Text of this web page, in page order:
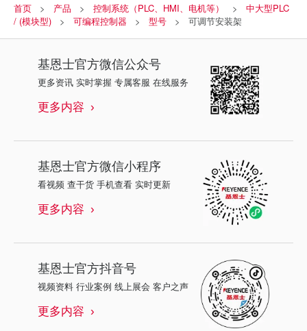
首页 产品 控制系统（PLC、HMI、电机等）
中大型PLC
/ (模块型)
可编程控制器 型号 可调节安装架
基恩士官方微信公众号
更多资讯 实时掌握 专属客服 在线服务
更多内容
基恩士官方微信小程序
看视频 查干货 手机查看 实时更新
更多内容
基恩士官方抖音号
视频资料 行业案例 线上展会 客户之声
更多内容